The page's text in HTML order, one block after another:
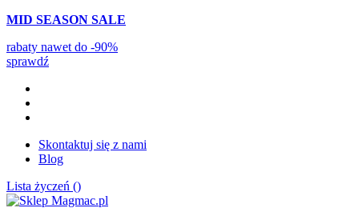
MID SEASON SALE
rabaty nawet do -90%
sprawdź
Skontaktuj się z nami
Blog
Lista życzeń ()